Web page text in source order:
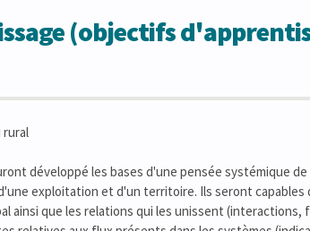
(objectifs
rural
développé les bases d'une pensée systémique
exploitation et d'un territoire. Ils seront
ainsi que les relations qui les unissent